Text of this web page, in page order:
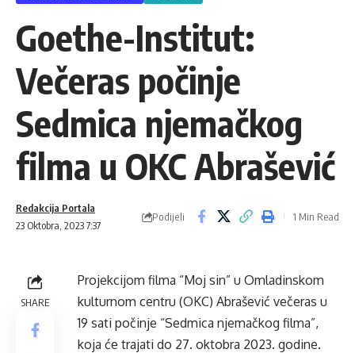
Goethe-Institut:
Večeras počinje
Sedmica njemačkog
filma u OKC Abrašević
23 Oktobra, 2023 7:37
Redakcija Portala
Podijeli 1 Min Read
SHARE
Projekcijom filma “Moj sin” u Omladinskom
kulturnom centru (OKC) Abrašević večeras u
19 sati počinje “Sedmica njemačkog filma”,
koja će trajati do 27. oktobra 2023. godine.